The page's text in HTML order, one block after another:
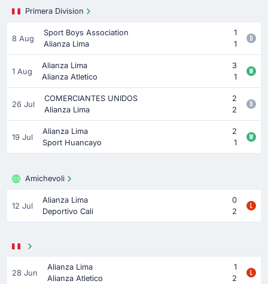
Primera Division
8 Aug
Sport Boys Association
1
Alianza Lima
1
1 Aug
Alianza Lima
3
Alianza Atletico
1
26 Jul
COMERCIANTES UNIDOS
2
Alianza Lima
2
19 Jul
Alianza Lima
2
Sport Huancayo
1
Amichevoli
12 Jul
Alianza Lima
0
Deportivo Cali
2
28 Jun
Alianza Lima
1
Alianza Atletico
2